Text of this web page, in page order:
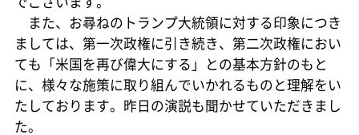
また、お尋ねのトランプ大統領に対する印象につき
ましては、第一次政権に引き続き、第二次政権におい
ても「米国を再び偉大にする」との基本方針のもと
に、様々な施策に取り組んでいかれるものと理解をい
たしております。昨日の演説も聞かせていただきまし
た。